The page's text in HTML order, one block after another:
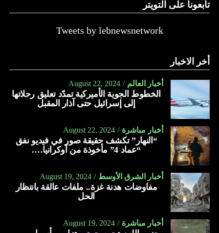
حيث يعدّ العسل بمثابة علاج لكل مرض. وفي الآتي فوائد عسل
يعالج النحافة بمساهمته في زيادة الوزن.
يحمي الجهاز الهضمي من الأمراض المختلفة.
يقلّل من آلام القولون العصبي.
يعالج الصداع.
يمدّ الجسم بالنشاط والطاقة والحيوية.
يسهّل عملية الولادة الطبيعية.
يعمل على تقوية العظام والأسنان.
يعالج الجروح.
يقلّل النزيف.
يحمي من فقر الدم خلال الحمل.
تابعونا على التويتر
Tweets by lebnewsnetwork
أخر الاخبار
أخبار العالم August 22, 2024
الخطوط الجوية الأميركية تمدّد تعليق رحلاتها
إلى إسرائيل حتى آذار المقبل
أخبار مباشرة August 22, 2024
“النهار” تكشف حقيقة صور في فيديو نفق
“عماد 4” مأخوذة من أوكرانيا….
أخبار الشرق الأوسط August 19, 2024
مفاوضات هدنة غزة.. ملفات عالقة بانتظار
الحل
أخبار مباشرة August 19, 2024